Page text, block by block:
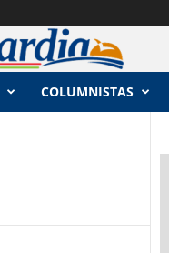
COLUMNISTAS